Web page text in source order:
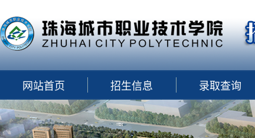
网站首页 招生信息 录取查询